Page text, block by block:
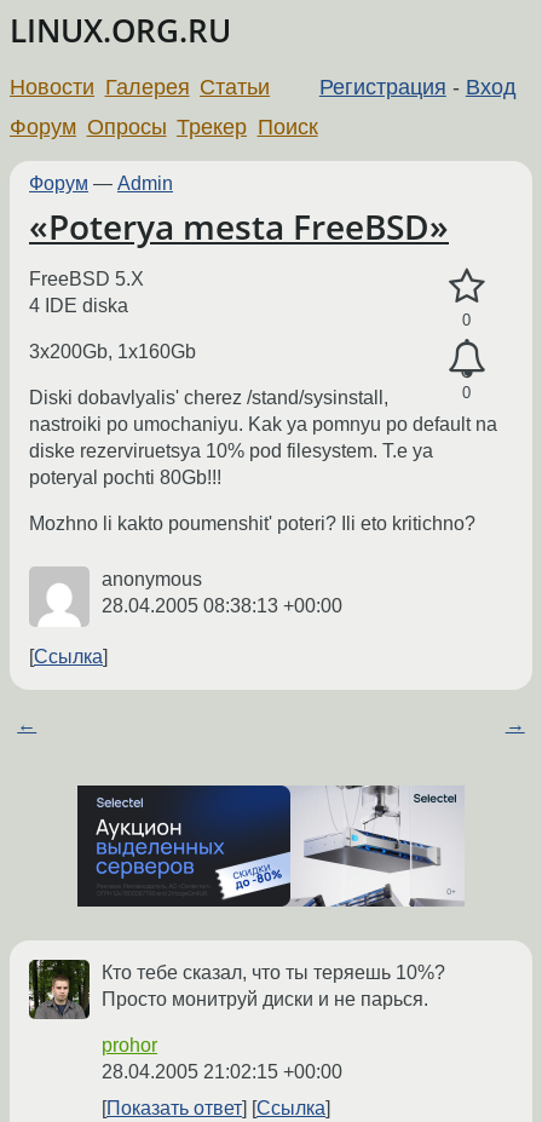
LINUX.ORG.RU
Регистрация - Вход
Новости Галерея Статьи
Форум Опросы Трекер Поиск
Форум — Admin
«Poterya mesta FreeBSD»
0
0
FreeBSD 5.X
4 IDE diska
3x200Gb, 1x160Gb
Diski dobavlyalis' cherez /stand/sysinstall,
nastroiki po umochaniyu. Kak ya pomnyu po default na
diske rezerviruetsya 10% pod filesystem. T.e ya
poteryal pochti 80Gb!!!
Mozhno li kakto poumenshit' poteri? Ili eto kritichno?
anonymous
28.04.2005 08:38:13 +00:00
Ссылка
← →
Кто тебе сказал, что ты теряешь 10%?
Просто монитруй диски и не парься.
prohor
28.04.2005 21:02:15 +00:00
Показать ответ
Ссылка